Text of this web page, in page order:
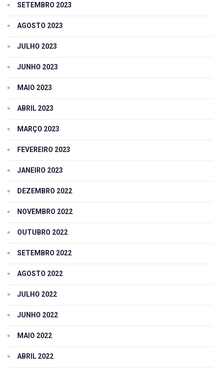
SETEMBRO 2023
AGOSTO 2023
JULHO 2023
JUNHO 2023
MAIO 2023
ABRIL 2023
MARÇO 2023
FEVEREIRO 2023
JANEIRO 2023
DEZEMBRO 2022
NOVEMBRO 2022
OUTUBRO 2022
SETEMBRO 2022
AGOSTO 2022
JULHO 2022
JUNHO 2022
MAIO 2022
ABRIL 2022